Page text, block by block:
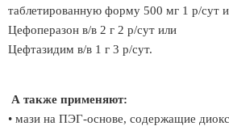
таблетированную форму 500 мг 1 р/сут
Цефоперазон в/в 2 г 2 р/сут или
Цефтазидим в/в 1 г 3 р/сут.
А также применяют:
• мази на ПЭГ-основе, содержащие